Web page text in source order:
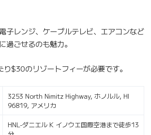
子レンジ、ケーブルテレビ、エアコンなど
過ごせるのも魅力。
$30のリゾートフィーが必要です。
3253 North Nimitz Highway, ホノルル, HI
96819, アメリカ
HNL-ダニエル K イノウエ国際空港まで徒歩13